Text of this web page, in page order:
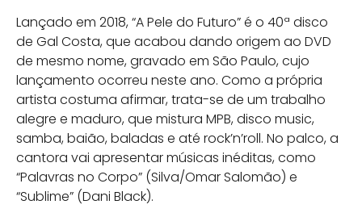
Lançado em 2018, “A Pele do Futuro” é o 40ª disco
de Gal Costa, que acabou dando origem ao DVD
de mesmo nome, gravado em São Paulo, cujo
lançamento ocorreu neste ano. Como a própria
artista costuma afirmar, trata-se de um trabalho
alegre e maduro, que mistura MPB, disco music,
samba, baião, baladas e até rock’n’roll. No palco, a
cantora vai apresentar músicas inéditas, como
“Palavras no Corpo” (Silva/Omar Salomão) e
“Sublime” (Dani Black).